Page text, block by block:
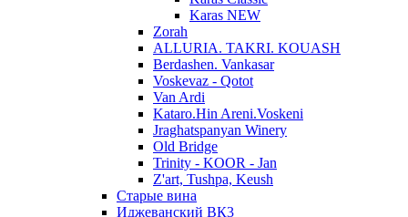
Karas NEW
Zorah
ALLURIA. TAKRI. KOUASH
Berdashen. Vankasar
Voskevaz - Qotot
Van Ardi
Kataro.Hin Areni.Voskeni
Jraghatspanyan Winery
Old Bridge
Trinity - KOOR - Jan
Z'art, Tushpa, Keush
Старые вина
Иджеванский ВК3